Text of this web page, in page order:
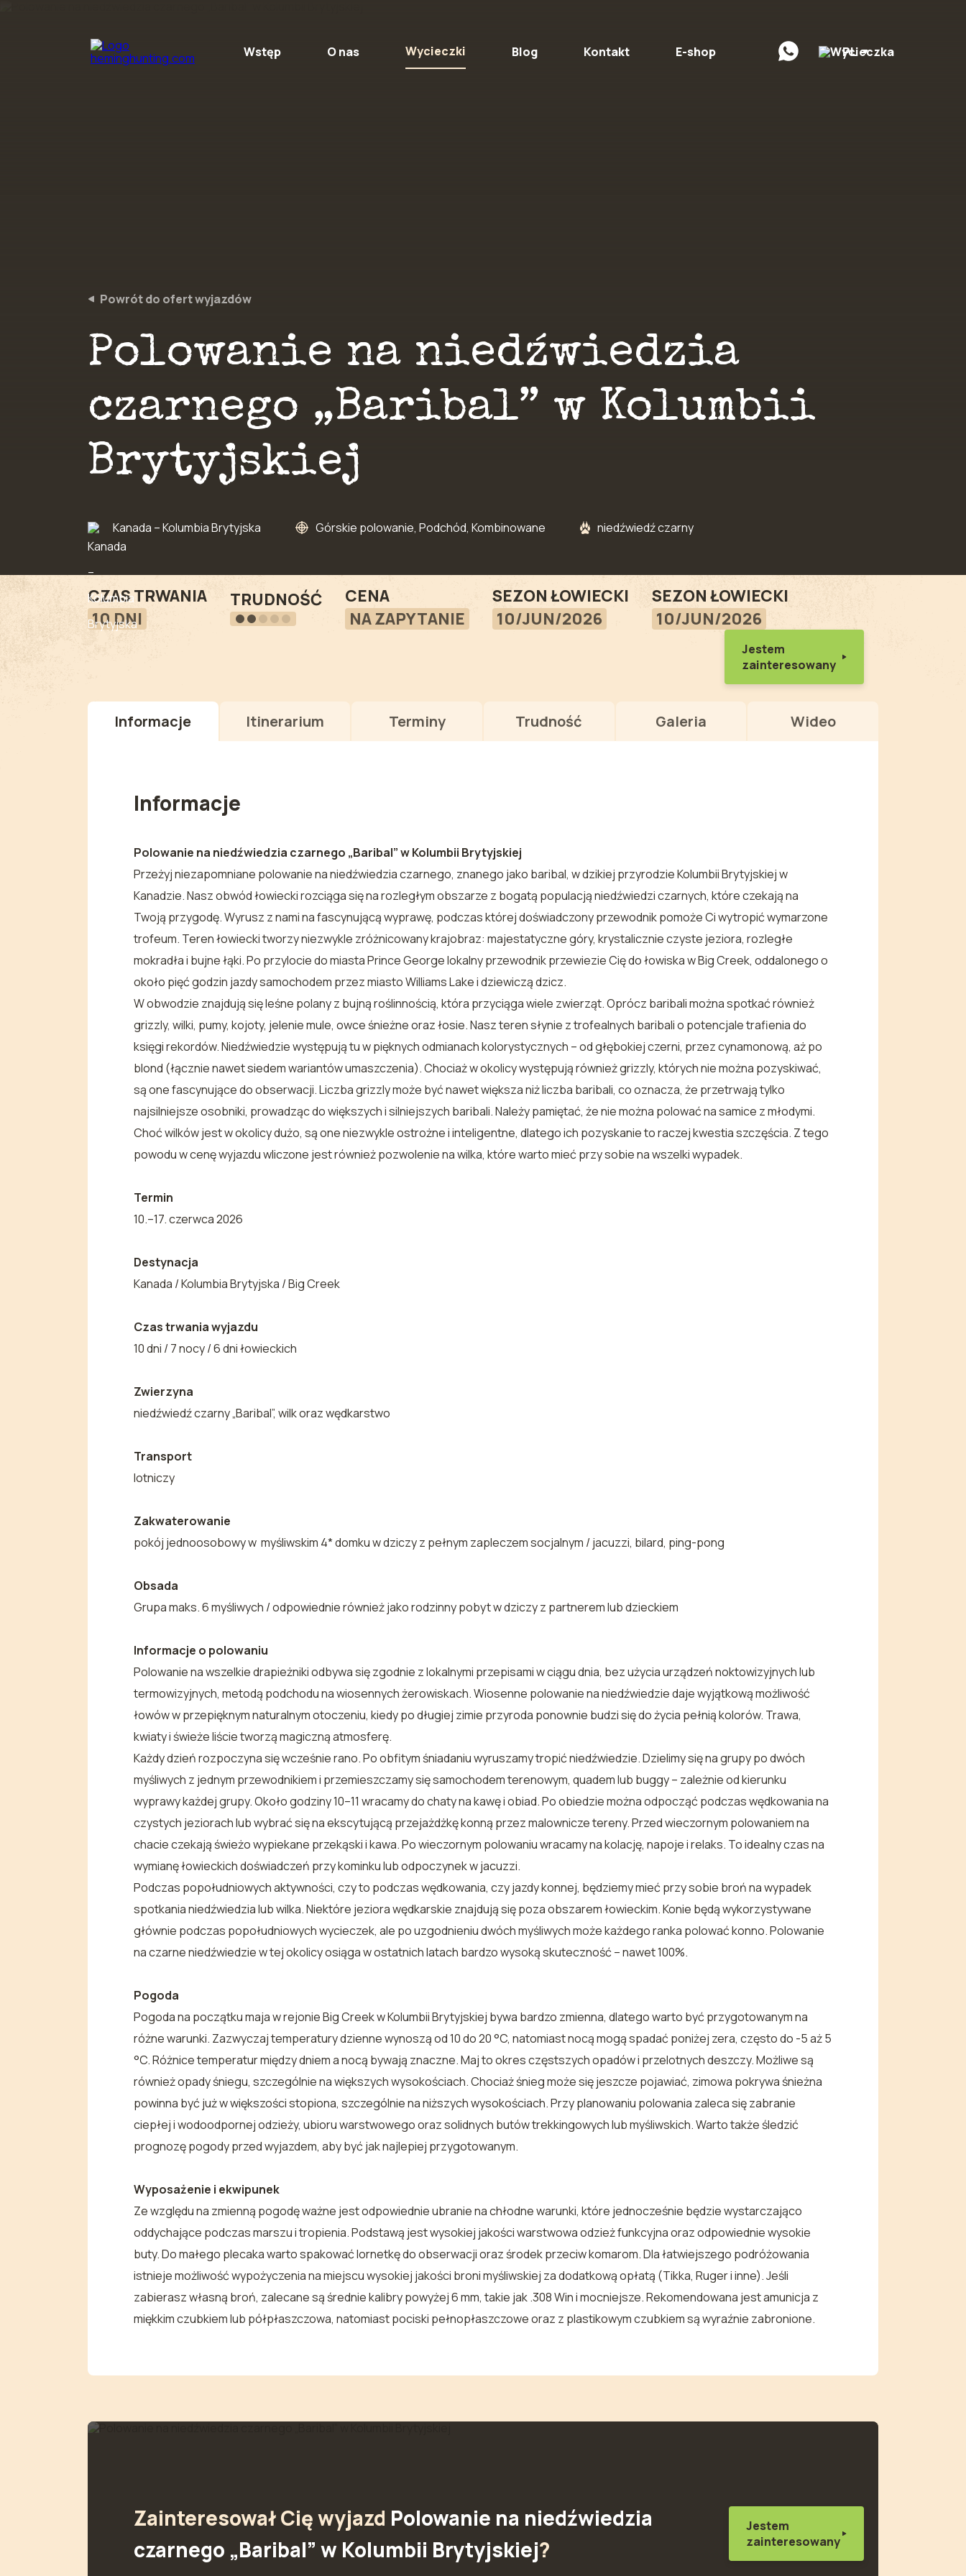
Wstęp O nas Wycieczki Blog Kontakt E-shop PL
Powrót do ofert wyjazdów
Polowanie na niedźwiedzia
czarnego „Baribal” w Kolumbii
Brytyjskiej
Kanada – Kolumbia Brytyjska Górskie polowanie, Podchód, Kombinowane niedźwiedź czarny
CZAS TRWANIA
10 DNI
TRUDNOŚĆ
CENA
NA ZAPYTANIE
SEZON ŁOWIECKI
10/JUN/2026
SEZON ŁOWIECKI
10/JUN/2026
Jestem
zainteresowany
Informacje Itinerarium Terminy Trudność Galeria Wideo
Informacje
Polowanie na niedźwiedzia czarnego „Baribal” w Kolumbii Brytyjskiej
Przeżyj niezapomniane polowanie na niedźwiedzia czarnego, znanego jako baribal, w dzikiej przyrodzie Kolumbii Brytyjskiej w
Kanadzie. Nasz obwód łowiecki rozciąga się na rozległym obszarze z bogatą populacją niedźwiedzi czarnych, które czekają na
Twoją przygodę. Wyrusz z nami na fascynującą wyprawę, podczas której doświadczony przewodnik pomoże Ci wytropić wymarzone
trofeum. Teren łowiecki tworzy niezwykle zróżnicowany krajobraz: majestatyczne góry, krystalicznie czyste jeziora, rozległe
mokradła i bujne łąki. Po przylocie do miasta Prince George lokalny przewodnik przewiezie Cię do łowiska w Big Creek, oddalonego o
około pięć godzin jazdy samochodem przez miasto Williams Lake i dziewiczą dzicz.
W obwodzie znajdują się leśne polany z bujną roślinnością, która przyciąga wiele zwierząt. Oprócz baribali można spotkać również
grizzly, wilki, pumy, kojoty, jelenie mule, owce śnieżne oraz łosie. Nasz teren słynie z trofealnych baribali o potencjale trafienia do
księgi rekordów. Niedźwiedzie występują tu w pięknych odmianach kolorystycznych – od głębokiej czerni, przez cynamonową, aż po
blond (łącznie nawet siedem wariantów umaszczenia). Chociaż w okolicy występują również grizzly, których nie można pozyskiwać,
są one fascynujące do obserwacji. Liczba grizzly może być nawet większa niż liczba baribali, co oznacza, że przetrwają tylko
najsilniejsze osobniki, prowadząc do większych i silniejszych baribali. Należy pamiętać, że nie można polować na samice z młodymi.
Choć wilków jest w okolicy dużo, są one niezwykle ostrożne i inteligentne, dlatego ich pozyskanie to raczej kwestia szczęścia. Z tego
powodu w cenę wyjazdu wliczone jest również pozwolenie na wilka, które warto mieć przy sobie na wszelki wypadek.
Termin
10.–17. czerwca 2026
Destynacja
Kanada / Kolumbia Brytyjska / Big Creek
Czas trwania wyjazdu
10 dni / 7 nocy / 6 dni łowieckich
Zwierzyna
niedźwiedź czarny „Baribal”, wilk oraz wędkarstwo
Transport
lotniczy
Zakwaterowanie
pokój jednoosobowy w myśliwskim 4* domku w dziczy z pełnym zapleczem socjalnym / jacuzzi, bilard, ping-pong
Obsada
Grupa maks. 6 myśliwych / odpowiednie również jako rodzinny pobyt w dziczy z partnerem lub dzieckiem
Informacje o polowaniu
Polowanie na wszelkie drapieżniki odbywa się zgodnie z lokalnymi przepisami w ciągu dnia, bez użycia urządzeń noktowizyjnych lub
termowizyjnych, metodą podchodu na wiosennych żerowiskach. Wiosenne polowanie na niedźwiedzie daje wyjątkową możliwość
łowów w przepięknym naturalnym otoczeniu, kiedy po długiej zimie przyroda ponownie budzi się do życia pełnią kolorów. Trawa,
kwiaty i świeże liście tworzą magiczną atmosferę.
Każdy dzień rozpoczyna się wcześnie rano. Po obfitym śniadaniu wyruszamy tropić niedźwiedzie. Dzielimy się na grupy po dwóch
myśliwych z jednym przewodnikiem i przemieszczamy się samochodem terenowym, quadem lub buggy – zależnie od kierunku
wyprawy każdej grupy. Około godziny 10–11 wracamy do chaty na kawę i obiad. Po obiedzie można odpocząć podczas wędkowania na
czystych jeziorach lub wybrać się na ekscytującą przejażdżkę konną przez malownicze tereny. Przed wieczornym polowaniem na
chacie czekają świeżo wypiekane przekąski i kawa. Po wieczornym polowaniu wracamy na kolację, napoje i relaks. To idealny czas na
wymianę łowieckich doświadczeń przy kominku lub odpoczynek w jacuzzi.
Podczas popołudniowych aktywności, czy to podczas wędkowania, czy jazdy konnej, będziemy mieć przy sobie broń na wypadek
spotkania niedźwiedzia lub wilka. Niektóre jeziora wędkarskie znajdują się poza obszarem łowieckim. Konie będą wykorzystywane
głównie podczas popołudniowych wycieczek, ale po uzgodnieniu dwóch myśliwych może każdego ranka polować konno. Polowanie
na czarne niedźwiedzie w tej okolicy osiąga w ostatnich latach bardzo wysoką skuteczność – nawet 100%.
Pogoda
Pogoda na początku maja w rejonie Big Creek w Kolumbii Brytyjskiej bywa bardzo zmienna, dlatego warto być przygotowanym na
różne warunki. Zazwyczaj temperatury dzienne wynoszą od 10 do 20 °C, natomiast nocą mogą spadać poniżej zera, często do -5 aż 5
°C. Różnice temperatur między dniem a nocą bywają znaczne. Maj to okres częstszych opadów i przelotnych deszczy. Możliwe są
również opady śniegu, szczególnie na większych wysokościach. Chociaż śnieg może się jeszcze pojawiać, zimowa pokrywa śnieżna
powinna być już w większości stopiona, szczególnie na niższych wysokościach. Przy planowaniu polowania zaleca się zabranie
ciepłej i wodoodpornej odzieży, ubioru warstwowego oraz solidnych butów trekkingowych lub myśliwskich. Warto także śledzić
prognozę pogody przed wyjazdem, aby być jak najlepiej przygotowanym.
Wyposażenie i ekwipunek
Ze względu na zmienną pogodę ważne jest odpowiednie ubranie na chłodne warunki, które jednocześnie będzie wystarczająco
oddychające podczas marszu i tropienia. Podstawą jest wysokiej jakości warstwowa odzież funkcyjna oraz odpowiednie wysokie
buty. Do małego plecaka warto spakować lornetkę do obserwacji oraz środek przeciw komarom. Dla łatwiejszego podróżowania
istnieje możliwość wypożyczenia na miejscu wysokiej jakości broni myśliwskiej za dodatkową opłatą (Tikka, Ruger i inne). Jeśli
zabierasz własną broń, zalecane są średnie kalibry powyżej 6 mm, takie jak .308 Win i mocniejsze. Rekomendowana jest amunicja z
miękkim czubkiem lub półpłaszczowa, natomiast pociski pełnopłaszczowe oraz z plastikowym czubkiem są wyraźnie zabronione.
Zainteresował Cię wyjazd Polowanie na niedźwiedzia
czarnego „Baribal” w Kolumbii Brytyjskiej?
Jestem
zainteresowany